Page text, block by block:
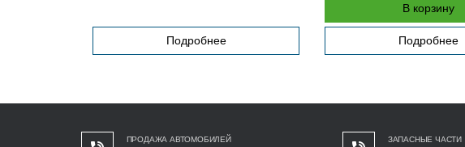
Подробнее
В корзину
Подробнее
ПРОДАЖА АВТОМОБИЛЕЙ ЗАПАСНЫЕ ЧАСТИ